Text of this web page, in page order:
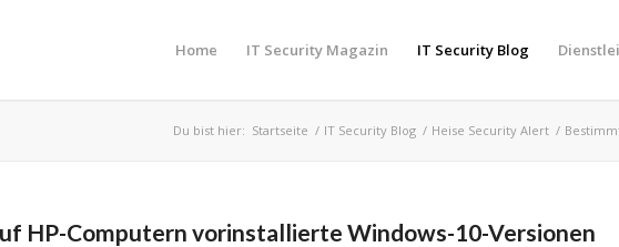
Home IT Security Magazin IT Security Blog
Du bist hier: Startseite / IT Security Blog / Heise Security Alert /
HP-Computern vorinstallierte Windows-10-Versionen